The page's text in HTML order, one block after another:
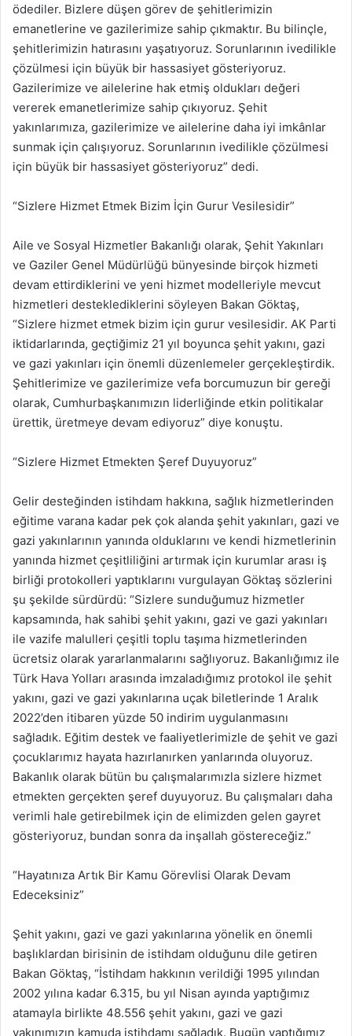
ödediler. Bizlere düşen görev de şehitlerimizin
emanetlerine ve gazilerimize sahip çıkmaktır. Bu bilinçle,
şehitlerimizin hatırasını yaşatıyoruz. Sorunlarının ivedilikle
çözülmesi için büyük bir hassasiyet gösteriyoruz.
Gazilerimize ve ailelerine hak etmiş oldukları değeri
vererek emanetlerimize sahip çıkıyoruz. Şehit
yakınlarımıza, gazilerimize ve ailelerine daha iyi imkânlar
sunmak için çalışıyoruz. Sorunlarının ivedilikle çözülmesi
için büyük bir hassasiyet gösteriyoruz” dedi.
“Sizlere Hizmet Etmek Bizim İçin Gurur Vesilesidir”
Aile ve Sosyal Hizmetler Bakanlığı olarak, Şehit Yakınları
ve Gaziler Genel Müdürlüğü bünyesinde birçok hizmeti
devam ettirdiklerini ve yeni hizmet modelleriyle mevcut
hizmetleri desteklediklerini söyleyen Bakan Göktaş,
“Sizlere hizmet etmek bizim için gurur vesilesidir. AK Parti
iktidarlarında, geçtiğimiz 21 yıl boyunca şehit yakını, gazi
ve gazi yakınları için önemli düzenlemeler gerçekleştirdik.
Şehitlerimize ve gazilerimize vefa borcumuzun bir gereği
olarak, Cumhurbaşkanımızın liderliğinde etkin politikalar
ürettik, üretmeye devam ediyoruz” diye konuştu.
“Sizlere Hizmet Etmekten Şeref Duyuyoruz”
Gelir desteğinden istihdam hakkına, sağlık hizmetlerinden
eğitime varana kadar pek çok alanda şehit yakınları, gazi ve
gazi yakınlarının yanında olduklarını ve kendi hizmetlerinin
yanında hizmet çeşitliliğini artırmak için kurumlar arası iş
birliği protokolleri yaptıklarını vurgulayan Göktaş sözlerini
şu şekilde sürdürdü: “Sizlere sunduğumuz hizmetler
kapsamında, hak sahibi şehit yakını, gazi ve gazi yakınları
ile vazife malulleri çeşitli toplu taşıma hizmetlerinden
ücretsiz olarak yararlanmalarını sağlıyoruz. Bakanlığımız ile
Türk Hava Yolları arasında imzaladığımız protokol ile şehit
yakını, gazi ve gazi yakınlarına uçak biletlerinde 1 Aralık
2022’den itibaren yüzde 50 indirim uygulanmasını
sağladık. Eğitim destek ve faaliyetlerimizle de şehit ve gazi
çocuklarımız hayata hazırlanırken yanlarında oluyoruz.
Bakanlık olarak bütün bu çalışmalarımızla sizlere hizmet
etmekten gerçekten şeref duyuyoruz. Bu çalışmaları daha
verimli hale getirebilmek için de elimizden gelen gayret
gösteriyoruz, bundan sonra da inşallah göstereceğiz.”
“Hayatınıza Artık Bir Kamu Görevlisi Olarak Devam
Edeceksiniz”
Şehit yakını, gazi ve gazi yakınlarına yönelik en önemli
başlıklardan birisinin de istihdam olduğunu dile getiren
Bakan Göktaş, “İstihdam hakkının verildiği 1995 yılından
2002 yılına kadar 6.315, bu yıl Nisan ayında yaptığımız
atamayla birlikte 48.556 şehit yakını, gazi ve gazi
yakınımızın kamuda istihdamı sağladık. Bugün yaptığımız